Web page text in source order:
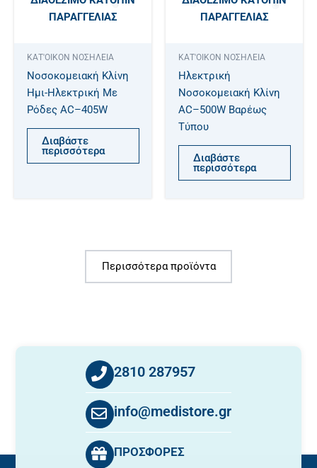
ΠΑΡΑΓΓΕΛΊΑΣ
ΚΑΤ'ΟΙΚΟΝ ΝΟΣΗΛΕΙΑ
Νοσοκομειακή Κλίνη
Ημι-Ηλεκτρική Με
Ρόδες AC–405W
Διαβάστε
περισσότερα
ΠΑΡΑΓΓΕΛΊΑΣ
ΚΑΤ'ΟΙΚΟΝ ΝΟΣΗΛΕΙΑ
Ηλεκτρική
Νοσοκομειακή Κλίνη
AC–500W Βαρέως
Τύπου
Διαβάστε
περισσότερα
Περισσότερα προϊόντα
2810 287957
info@medistore.gr
ΠΡΟΣΦΟΡΕΣ